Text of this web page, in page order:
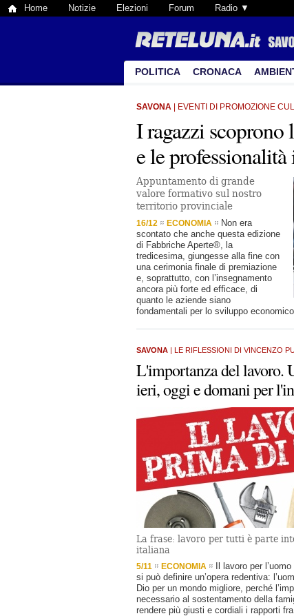
Home Notizie Elezioni Forum Radio ▼
POLITICA CRONACA
SAVONA | EVENTI DI PROMOZIONE
I ragazzi
e le
Appuntamento di grande
valore formativo sul nostro
territorio provinciale
16/12 ECONOMIA
Non era
scontato che anche questa edizione
di Fabbriche Aperte®, la
tredicesima, giungesse alla fine con
una cerimonia finale di premiazione
e, soprattutto, con l’insegnamento
ancora più forte ed efficace, di
quanto le aziende siano
fondamentali per lo sviluppo
SAVONA | LE RIFLESSIONI DI VINCENZO
L'importanza del lavoro.
ieri, oggi e domani per
La frase: lavoro per tutti è parte
italiana
5/11 ECONOMIA
Il lavoro per
si può definire un’opera redentiva:
Dio per un mondo migliore, perché
necessario al sostentamento della
rendere più giusti e cordiali i rapporti